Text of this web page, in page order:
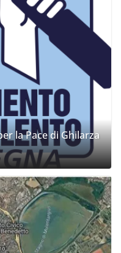
la Pace di Ghilarza